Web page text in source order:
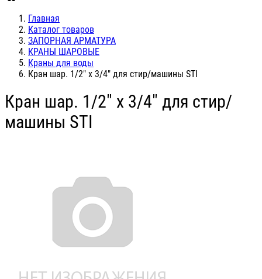
Главная
Каталог товаров
ЗАПОРНАЯ АРМАТУРА
КРАНЫ ШАРОВЫЕ
Краны для воды
Кран шар. 1/2" х 3/4" для стир/машины STI
Кран шар. 1/2" х 3/4" для стир/
машины STI